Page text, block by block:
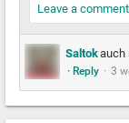
Leave a comment
Saltokauch
· Reply · 3